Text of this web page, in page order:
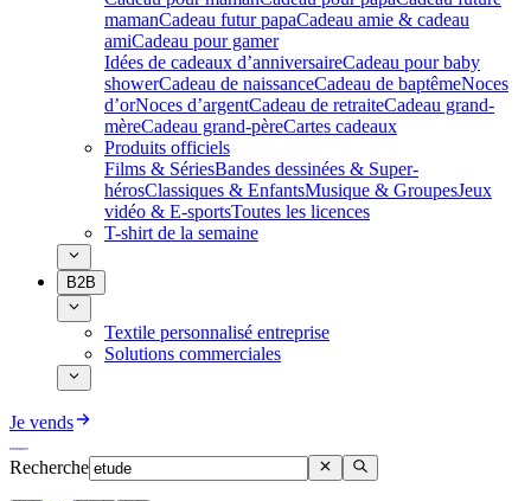
mamanCadeau futur papaCadeau amie & cadeau
amiCadeau pour gamer
Idées de cadeaux d’anniversaireCadeau pour baby
showerCadeau de naissanceCadeau de baptêmeNoces
d’orNoces d’argentCadeau de retraiteCadeau grand-
mèreCadeau grand-pèreCartes cadeaux
Produits officiels
Films & SériesBandes dessinées & Super-
hérosClassiques & EnfantsMusique & GroupesJeux
vidéo & E-sportsToutes les licences
T-shirt de la semaine
B2B
Textile personnalisé entreprise
Solutions commerciales
Je vends
Recherche